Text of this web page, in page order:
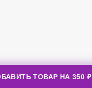
ТОВАР НА350 ₽